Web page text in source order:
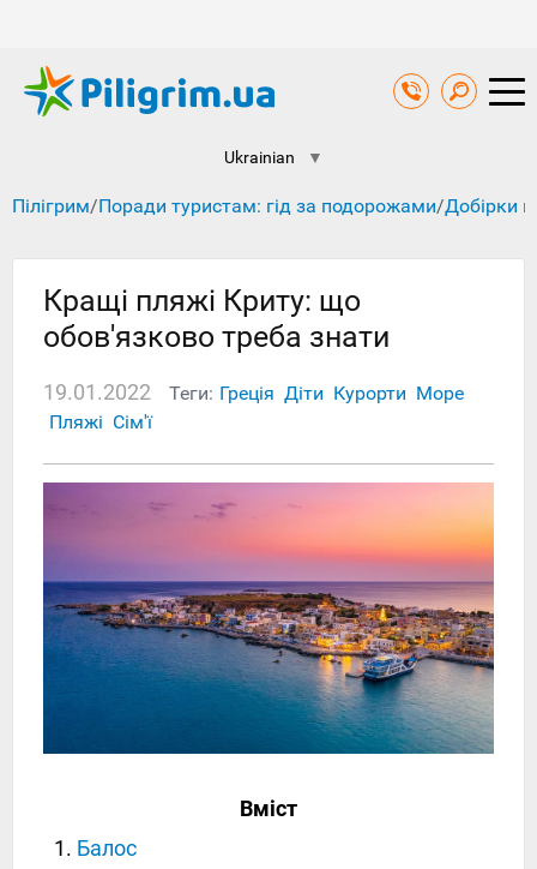
Ukrainian ▼
Пілігрим/Поради туристам: гід за подорожами/Добірки
Кращі пляжі Криту: що
обов'язково треба знати
19.01.2022 Теги: Греція Діти Курорти Море
Пляжі Сім'ї
Вміст
Балос